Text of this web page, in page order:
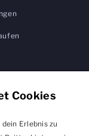
Cookies
Erlebnis zu